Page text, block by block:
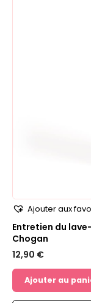
Ajouter aux
Entretien du
Chogan
12,90 €
Ajouter au